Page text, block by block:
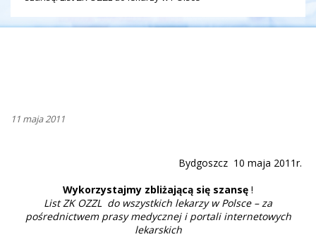
11 maja 2011
Bydgoszcz 10 maja 2011r.
Wykorzystajmy zbliżającą się szansę !
List ZK OZZL do wszystkich lekarzy w Polsce – za
pośrednictwem prasy medycznej i portali internetowych
lekarskich